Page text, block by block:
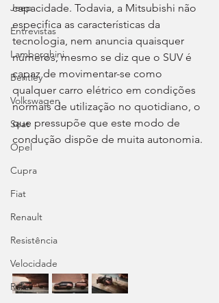
Jeep
Entrevistas
Lamborghini
Bentley
Volkswagen
Seat
Opel
Cupra
Fiat
Renault
Resistência
Velocidade
Ralis
capacidade. Todavia, a Mitsubishi não
especifica as características da
tecnologia, nem anuncia quaisquer
números, mesmo se diz que o SUV é
capaz de movimentar-se como
qualquer carro elétrico em condições
normais de utilização no quotidiano, o
que pressupõe que este modo de
condução dispõe de muita autonomia.